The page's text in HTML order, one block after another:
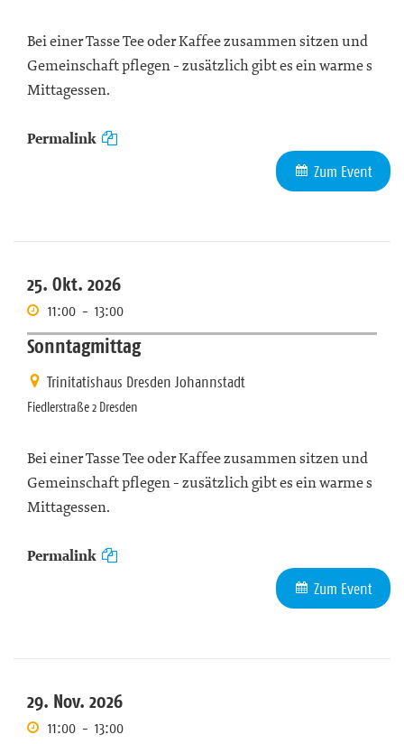
Bei einer Tasse Tee oder Kaffee zusammen sitzen und
Gemeinschaft pflegen - zusätzlich gibt es ein warme s
Mittagessen.
Permalink
Zum Event
25. Okt. 2026
11:00 - 13:00
Sonntagmittag
Trinitatishaus Dresden Johannstadt
Fiedlerstraße 2 Dresden
Bei einer Tasse Tee oder Kaffee zusammen sitzen und
Gemeinschaft pflegen - zusätzlich gibt es ein warme s
Mittagessen.
Permalink
Zum Event
29. Nov. 2026
11:00 - 13:00